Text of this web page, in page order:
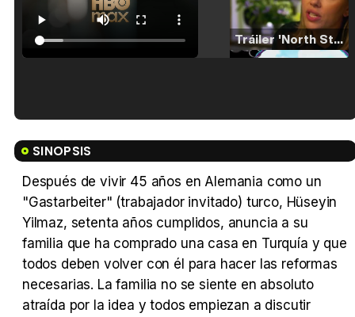
Tráiler 'North Star' (2023)
SINOPSIS
Después de vivir 45 años en Alemania como un
"Gastarbeiter" (trabajador invitado) turco, Hüseyin
Yilmaz, setenta años cumplidos, anuncia a su
familia que ha comprado una casa en Turquía y que
todos deben volver con él para hacer las reformas
necesarias. La familia no se siente en absoluto
atraída por la idea y todos empiezan a discutir